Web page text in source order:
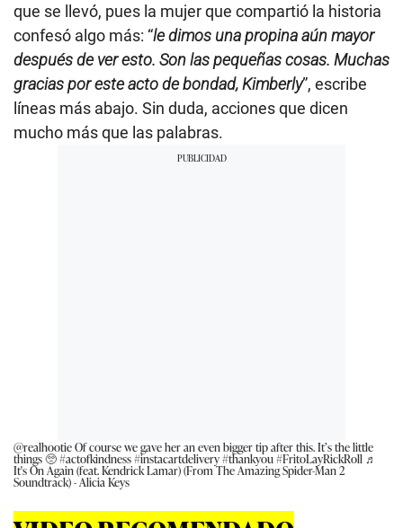
que se llevó, pues la mujer que compartió la historia
confesó algo más: “le dimos una propina aún mayor
después de ver esto. Son las pequeñas cosas. Muchas
gracias por este acto de bondad, Kimberly”, escribe
líneas más abajo. Sin duda, acciones que dicen
mucho más que las palabras.
@realhootieOf course we gave her an even bigger tip after this. It’s the little
things 🥺#actofkindness#instacartdelivery#thankyou#FritoLayRickRoll ♬
It's On Again (feat. Kendrick Lamar) (From The Amazing Spider-Man 2
Soundtrack) - Alicia Keys